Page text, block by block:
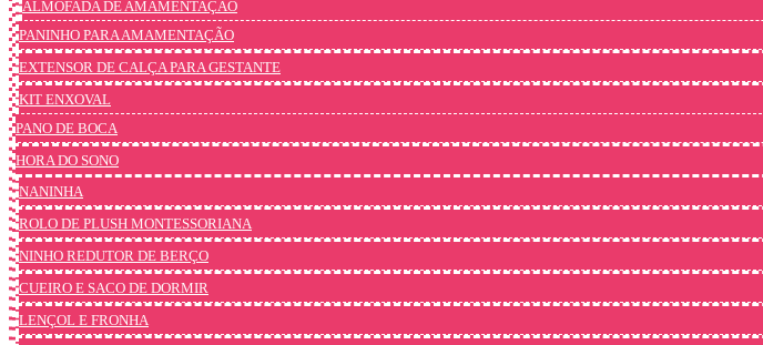
ALMOFADA DE AMAMENTAÇÃO
PANINHO PARA AMAMENTAÇÃO
EXTENSOR DE CALÇA PARA GESTANTE
KIT ENXOVAL
PANO DE BOCA
HORA DO SONO
NANINHA
ROLO DE PLUSH MONTESSORIANA
NINHO REDUTOR DE BERÇO
CUEIRO E SACO DE DORMIR
LENÇOL E FRONHA